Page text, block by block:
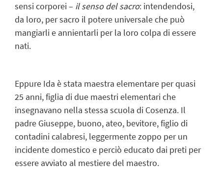
sensi corporei – il senso del sacro: intendendosi,
da loro, per sacro il potere universale che può
mangiarli e annientarli per la loro colpa di essere
nati.
Eppure Ida è stata maestra elementare per quasi
25 anni, figlia di due maestri elementari che
insegnavano nella stessa scuola di Cosenza. Il
padre Giuseppe, buono, ateo, bevitore, figlio di
contadini calabresi, leggermente zoppo per un
incidente domestico e perciò educato dai preti per
essere avviato al mestiere del maestro.